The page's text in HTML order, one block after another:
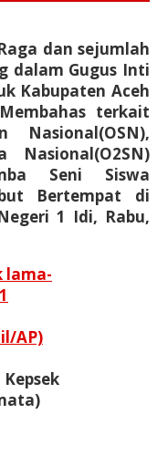
dan sejumlah
dalam Gugus Inti
Kabupaten Aceh
terkait
Nasional(OSN),
Nasional(O2SN)
Seni Siswa
Bertempat di
1 Idi, Rabu,